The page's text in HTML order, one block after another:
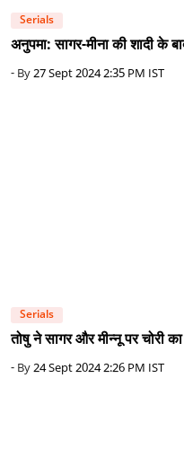
Serials
अनुपमा: सागर-मीना की शादी के
- By27 Sept 2024 2:35 PM IST
Serials
तोषु ने सागर और मीन्नू पर चोरी
- By24 Sept 2024 2:26 PM IST